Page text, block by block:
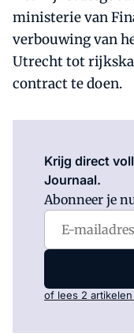
ministerie van
verbouwing van
Utrecht tot
contract te doen.
Krijg direct
Journaal.
Abonneer je
of lees 2